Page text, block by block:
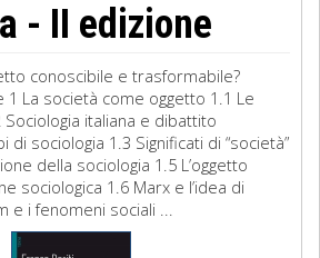
- II edizione
conoscibile e trasformabile?
La società come oggetto 1.1 Le
italiana e dibattito
di sociologia 1.3 Significati di “società”
della sociologia 1.5 L’oggetto
sociologica 1.6 Marx e l’idea di
e i fenomeni sociali ...